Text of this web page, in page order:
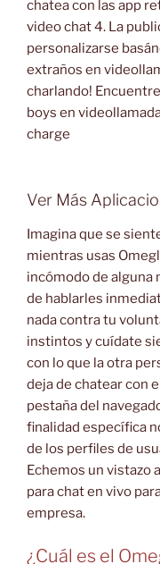
chatea con las app
video chat 4. La
personalizarse
extraños en
charlando!
boys en
charge
Ver Más
Imagina que se
mientras usas
incómodo de alguna
de hablarles
nada contra tu
instintos y cuídate
con lo que la otra
deja de chatear con
pestaña del
finalidad específica
de los perfiles de
Echemos un vistazo
para chat en vivo
empresa.
¿Cuál es el